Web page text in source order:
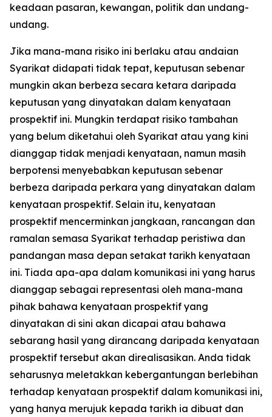
keadaan pasaran, kewangan, politik dan undang-
undang.
Jika mana-mana risiko ini berlaku atau andaian
Syarikat didapati tidak tepat, keputusan sebenar
mungkin akan berbeza secara ketara daripada
keputusan yang dinyatakan dalam kenyataan
prospektif ini. Mungkin terdapat risiko tambahan
yang belum diketahui oleh Syarikat atau yang kini
dianggap tidak menjadi kenyataan, namun masih
berpotensi menyebabkan keputusan sebenar
berbeza daripada perkara yang dinyatakan dalam
kenyataan prospektif. Selain itu, kenyataan
prospektif mencerminkan jangkaan, rancangan dan
ramalan semasa Syarikat terhadap peristiwa dan
pandangan masa depan setakat tarikh kenyataan
ini. Tiada apa-apa dalam komunikasi ini yang harus
dianggap sebagai representasi oleh mana-mana
pihak bahawa kenyataan prospektif yang
dinyatakan di sini akan dicapai atau bahawa
sebarang hasil yang dirancang daripada kenyataan
prospektif tersebut akan direalisasikan. Anda tidak
seharusnya meletakkan kebergantungan berlebihan
terhadap kenyataan prospektif dalam komunikasi ini,
yang hanya merujuk kepada tarikh ia dibuat dan